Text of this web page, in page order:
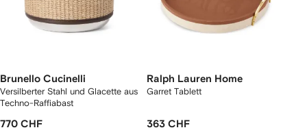
Brunello Cucinelli
Versilberter Stahl und Glacette aus
Techno-Raffiabast
770 CHF
Ralph Lauren Home
Garret Tablett
363 CHF